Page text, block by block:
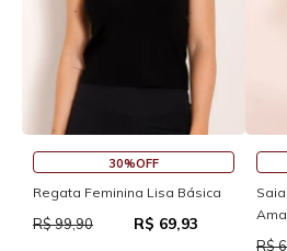
e
Saia Curta Reta com Cós
R$ 69,00 R$ 37,95